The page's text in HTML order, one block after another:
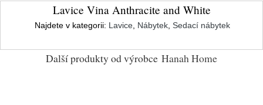
Lavice Vina Anthracite and White
Najdete v kategorii: Lavice, Nábytek, Sedací nábytek
Další produkty od výrobce Hanah Home